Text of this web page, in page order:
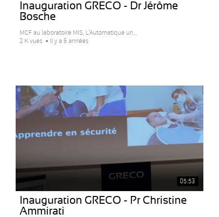
Inauguration GRECO - Dr Jérôme
Bosche
MCF au laboratoire MIS, L’Automatique un...
2 K vues
Il y a 6 années
05:53
Inauguration GRECO - Pr Christine
Ammirati